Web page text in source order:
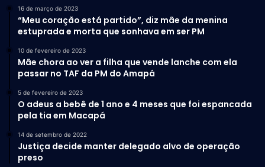
16 de março de 2023
“Meu coração está partido”, diz mãe da menina
estuprada e morta que sonhava em ser PM
10 de fevereiro de 2023
Mãe chora ao ver a filha que vende lanche com ela
passar no TAF da PM do Amapá
5 de fevereiro de 2023
O adeus a bebê de 1 ano e 4 meses que foi espancada
pela tia em Macapá
14 de setembro de 2022
Justiça decide manter delegado alvo de operação
preso